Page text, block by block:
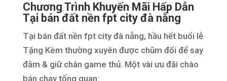
Chương Trình Khuyến Mãi Hấp Dẫn
Tại bán đất nền fpt city đà nẵng
Tại bán đất nền fpt city đà nẵng, hầu hết buổi lễ
Tặng Kèm thường xuyên được chũm đổi để say
đắm & giữ chân game thủ. Một vài ưu đãi chào
bán chạy tổng quan: